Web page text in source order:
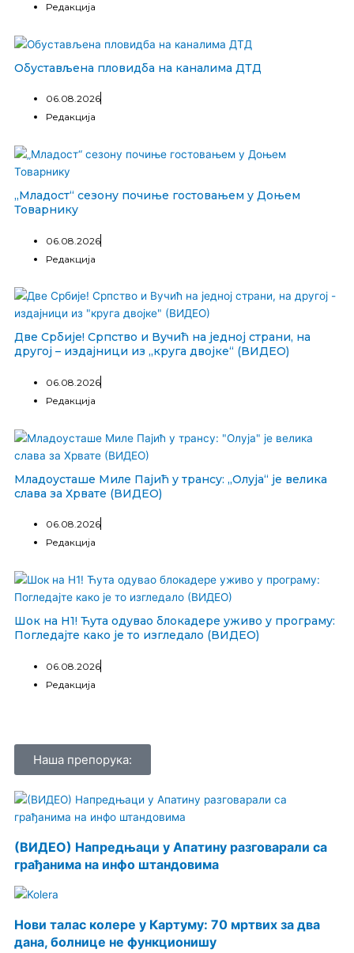
Редакција
Обустављена пловидба на каналима ДТД
06.08.2026
Редакција
„Младост“ сезону почиње гостовањем у Доњем
Товарнику
06.08.2026
Редакција
Две Србије! Српство и Вучић на једној страни, на
другој – издајници из „круга двојке“ (ВИДЕО)
06.08.2026
Редакција
Младоусташе Миле Пајић у трансу: „Олуја“ је велика
слава за Хрвате (ВИДЕО)
06.08.2026
Редакција
Шок на Н1! Ћута одувао блокадере уживо у програму:
Погледајте како је то изгледало (ВИДЕО)
06.08.2026
Редакција
Наша препорука:
(ВИДЕО) Напредњаци у Апатину разговарали са
грађанима на инфо штандовима
Нови талас колере у Картуму: 70 мртвих за два
дана, болнице не функционишу